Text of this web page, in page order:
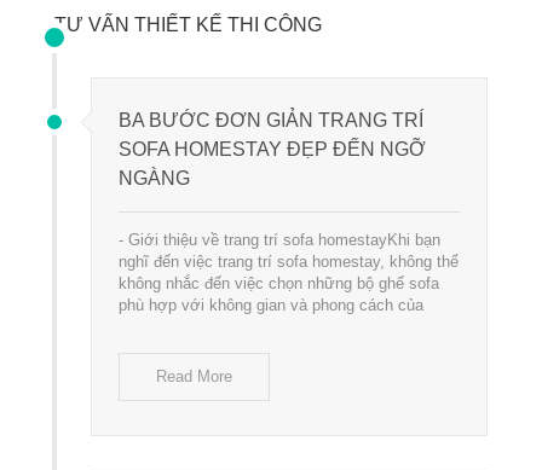
TƯ VẤN THIẾT KẾ THI CÔNG
BA BƯỚC ĐƠN GIẢN TRANG TRÍ
SOFA HOMESTAY ĐẸP ĐẾN NGỠ
NGÀNG
- Giới thiệu về trang trí sofa homestayKhi bạn
nghĩ đến việc trang trí sofa homestay, không thể
không nhắc đến việc chọn những bộ ghế sofa
phù hợp với không gian và phong cách của
Read More